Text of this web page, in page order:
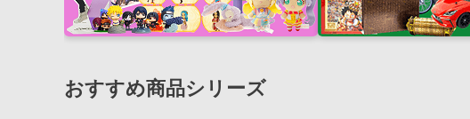
おすすめ商品シリーズ